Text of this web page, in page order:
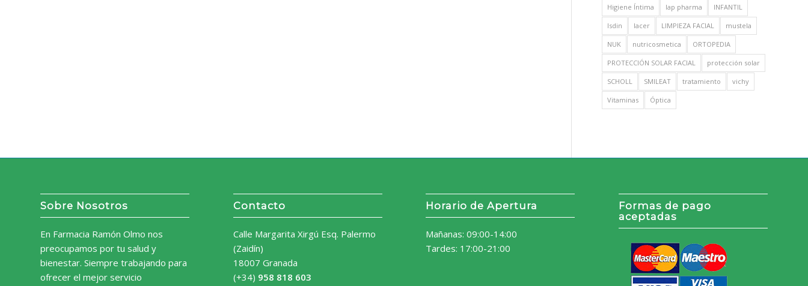
Higiene Íntima Iap pharma INFANTIL
Isdin lacer LIMPIEZA FACIAL mustela
NUK nutricosmetica ORTOPEDIA
PROTECCIÓN SOLAR FACIAL protección solar
SCHOLL SMILEAT tratamiento vichy
Vitaminas Óptica
Sobre Nosotros
En Farmacia Ramón Olmo nos
preocupamos por tu salud y
bienestar. Siempre trabajando para
ofrecer el mejor servicio
Contacto
Calle Margarita Xirgú Esq. Palermo
(Zaidín)
18007 Granada
(+34) 958 818 603
Horario de Apertura
Mañanas: 09:00-14:00
Tardes: 17:00-21:00
Formas de pago
aceptadas